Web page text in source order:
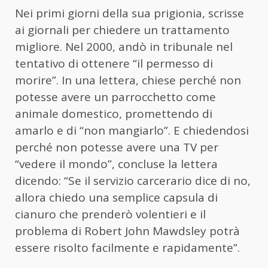
Nei primi giorni della sua prigionia, scrisse
ai giornali per chiedere un trattamento
migliore. Nel 2000, andò in tribunale nel
tentativo di ottenere “il permesso di
morire”. In una lettera, chiese perché non
potesse avere un parrocchetto come
animale domestico, promettendo di
amarlo e di “non mangiarlo”. E chiedendosi
perché non potesse avere una TV per
“vedere il mondo”, concluse la lettera
dicendo: “Se il servizio carcerario dice di no,
allora chiedo una semplice capsula di
cianuro che prenderò volentieri e il
problema di Robert John Mawdsley potrà
essere risolto facilmente e rapidamente”.